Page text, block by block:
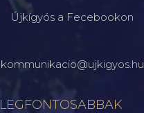
Újkígyós a Fecebookon
kommunikacio@ujkigyos.hu
LEGFONTOSABBAK